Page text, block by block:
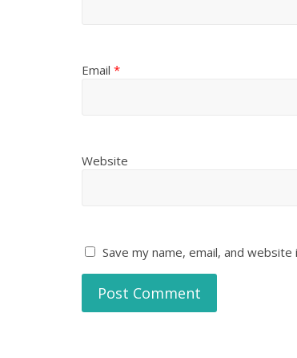
Email *
Website
Save my name, email, and